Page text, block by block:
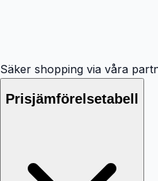
Säker shopping via våra
Prisjämförelsetabell